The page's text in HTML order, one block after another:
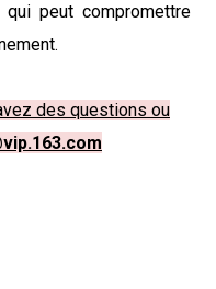
peut compromettre
des questions ou